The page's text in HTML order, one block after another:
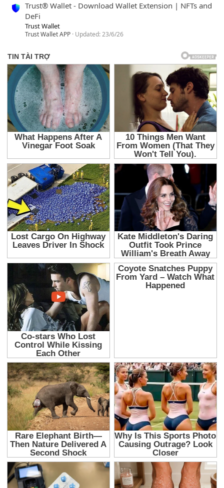
Trust® Wallet - Download Wallet Extension | NFTs and
DeFi
Trust Wallet
Trust Wallet APP Updated:23/6/26